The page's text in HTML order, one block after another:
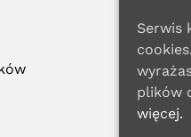
Serwis
plików
więcej.